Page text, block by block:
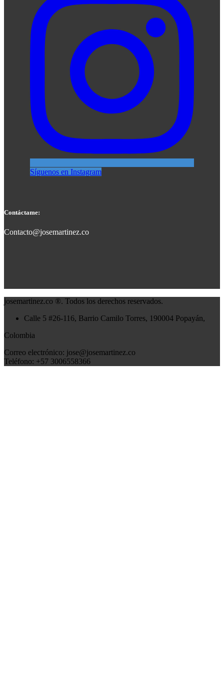
Síguenos en Instagram
Contáctame:
Contacto@josemartinez.co
josemartinez.co ®. Todos los derechos reservados.
Calle 5 #26-116, Barrio Camilo Torres, 190004 Popayán,
Colombia
Correo electrónico: jose@josemartinez.co
Teléfono: +57 3006558366